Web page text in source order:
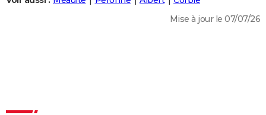
DICTIONNAIRE
Mise à jour le 07/07/26